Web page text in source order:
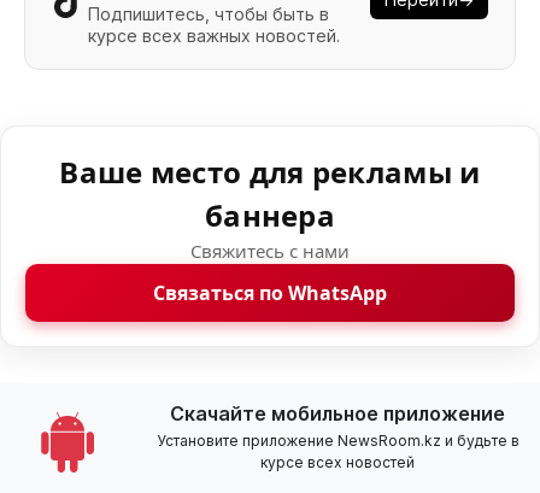
Подпишитесь, чтобы быть в
курсе всех важных новостей.
Ваше место для рекламы и
баннера
Свяжитесь с нами
Связаться по WhatsApp
Скачайте мобильное приложение
Установите приложение NewsRoom.kz и будьте в
курсе всех новостей